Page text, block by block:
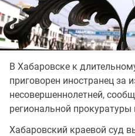
В Хабаровске к
приговорен иностранец за
несовершеннолетней,
региональной прокуратуры
Хабаровский краевой суд